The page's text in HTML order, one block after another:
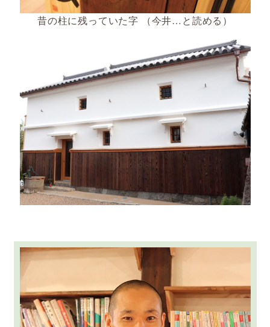
昔の柱に残っていた字 （今井…と読める）